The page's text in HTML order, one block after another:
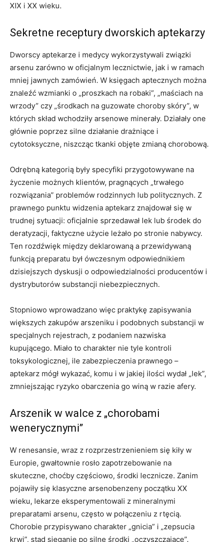
XIX i XX wieku.
Sekretne receptury dworskich aptekarzy
Dworscy aptekarze i medycy wykorzystywali związki
arsenu zarówno w oficjalnym lecznictwie, jak i w ramach
mniej jawnych zamówień. W księgach aptecznych można
znaleźć wzmianki o „proszkach na robaki”, „maściach na
wrzody” czy „środkach na guzowate choroby skóry”, w
których skład wchodziły arsenowe minerały. Działały one
głównie poprzez silne działanie drażniące i
cytotoksyczne, niszcząc tkanki objęte zmianą chorobową.
Odrębną kategorią były specyfiki przygotowywane na
życzenie możnych klientów, pragnących „trwałego
rozwiązania” problemów rodzinnych lub politycznych. Z
prawnego punktu widzenia aptekarz znajdował się w
trudnej sytuacji: oficjalnie sprzedawał lek lub środek do
deratyzacji, faktyczne użycie leżało po stronie nabywcy.
Ten rozdźwięk między deklarowaną a przewidywaną
funkcją preparatu był ówczesnym odpowiednikiem
dzisiejszych dyskusji o odpowiedzialności producentów i
dystrybutorów substancji niebezpiecznych.
Stopniowo wprowadzano więc praktykę zapisywania
większych zakupów arszeniku i podobnych substancji w
specjalnych rejestrach, z podaniem nazwiska
kupującego. Miało to charakter nie tyle kontroli
toksykologicznej, ile zabezpieczenia prawnego –
aptekarz mógł wykazać, komu i w jakiej ilości wydał „lek”,
zmniejszając ryzyko obarczenia go winą w razie afery.
Arszenik w walce z „chorobami
wenerycznymi”
W renesansie, wraz z rozprzestrzenieniem się kiły w
Europie, gwałtownie rosło zapotrzebowanie na
skuteczne, choćby częściowo, środki lecznicze. Zanim
pojawiły się klasyczne arsenobenzeny początku XX
wieku, lekarze eksperymentowali z mineralnymi
preparatami arsenu, często w połączeniu z rtęcią.
Chorobie przypisywano charakter „gnicia” i „zepsucia
krwi”, stąd sięganie po silne środki „oczyszczające”.